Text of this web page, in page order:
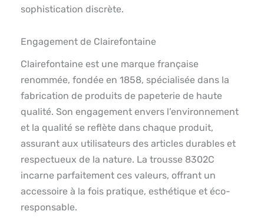
sophistication discrète.
Engagement de Clairefontaine
Clairefontaine est une marque française
renommée, fondée en 1858, spécialisée dans la
fabrication de produits de papeterie de haute
qualité. Son engagement envers l’environnement
et la qualité se reflète dans chaque produit,
assurant aux utilisateurs des articles durables et
respectueux de la nature. La trousse 8302C
incarne parfaitement ces valeurs, offrant un
accessoire à la fois pratique, esthétique et éco-
responsable.